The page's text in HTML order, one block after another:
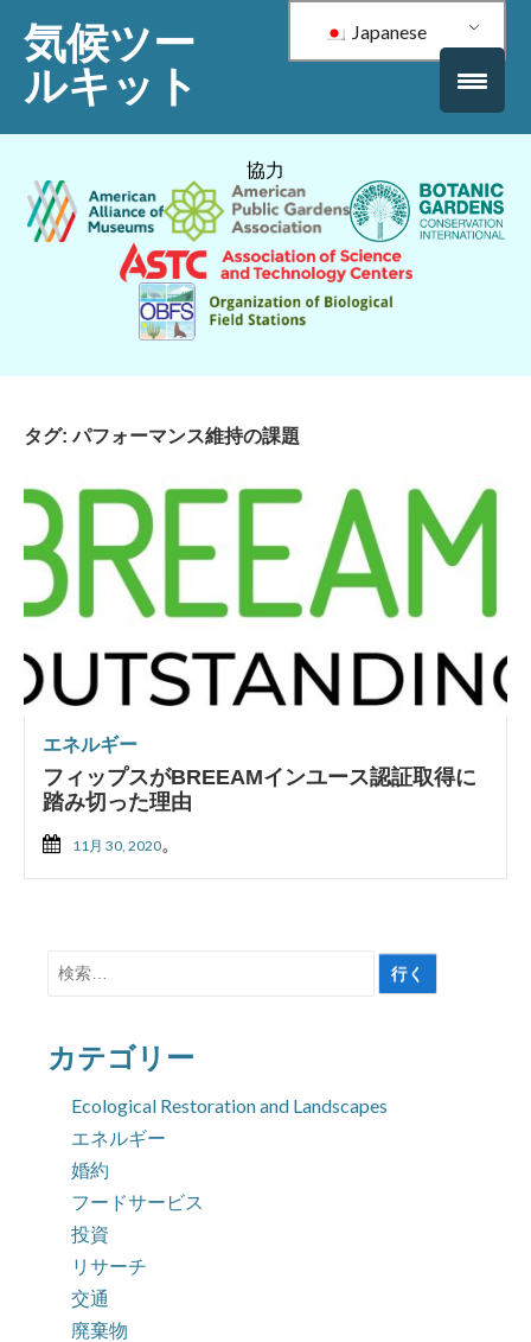
気候ツー
ルキット
Japanese
協力
タグ:パフォーマンス維持の課題
エネルギー
フィップスがBREEAMインユース認証取得に
踏み切った理由
11月 30, 2020。
検
象:
カテゴリー
Ecological Restoration and Landscapes
エネルギー
婚約
フードサービス
投資
リサーチ
交通
廃棄物